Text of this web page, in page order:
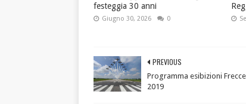
festeggia 30 anni
Giugno 30, 2026 0
PREVIOUS
Programma esibizioni
2019